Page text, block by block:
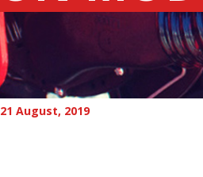
21 August, 2019